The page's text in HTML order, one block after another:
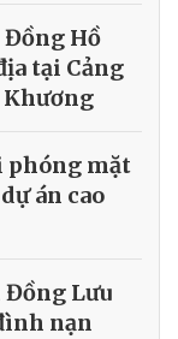
Hồ
tại Cảng
Khương
phóng mặt
án cao
Lưu
nạn